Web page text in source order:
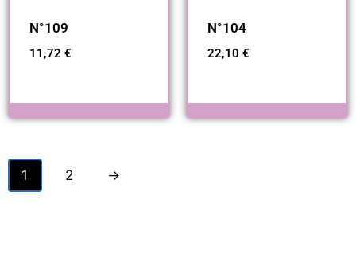
N°109
11,72 €
N°104
22,10 €
1 2 →